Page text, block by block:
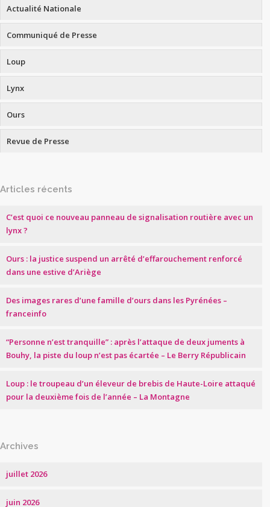
Actualité Nationale
Communiqué de Presse
Loup
Lynx
Ours
Revue de Presse
Articles récents
C’est quoi ce nouveau panneau de signalisation routière avec un
lynx ?
Ours : la justice suspend un arrêté d’effarouchement renforcé
dans une estive d’Ariège
Des images rares d’une famille d’ours dans les Pyrénées –
franceinfo
“Personne n’est tranquille” : après l’attaque de deux juments à
Bouhy, la piste du loup n’est pas écartée – Le Berry Républicain
Loup : le troupeau d’un éleveur de brebis de Haute-Loire attaqué
pour la deuxième fois de l’année – La Montagne
Archives
juillet 2026
juin 2026